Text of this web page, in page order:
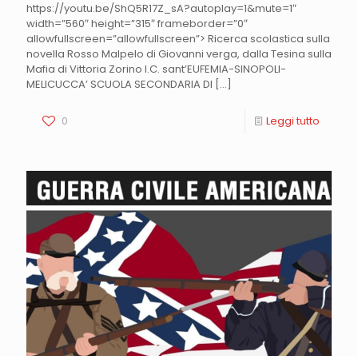
https://youtu.be/ShQ5R17Z_sA?autoplay=1&mute=1″
width=”560″ height=”315″ frameborder=”0″
allowfullscreen=”allowfullscreen”> Ricerca scolastica sulla
novella Rosso Malpelo di Giovanni verga, dalla Tesina sulla
Mafia di Vittoria Zorino I.C. sant’EUFEMIA-SINOPOLI-
MELICUCCA’ SCUOLA SECONDARIA DI […]
0 Leggi tutto